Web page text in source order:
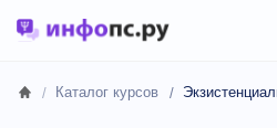
Каталог курсов